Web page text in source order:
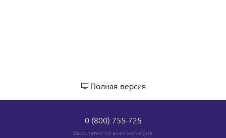
Полная версия
0 (800) 755-725
Бесплатно со всех номеров